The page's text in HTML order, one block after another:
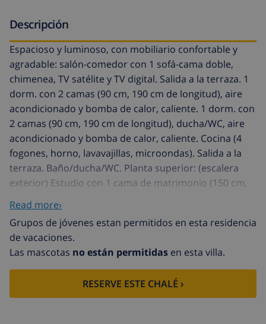
Descripción
Espacioso y luminoso, con mobiliario confortable y
agradable: salón-comedor con 1 sofá-cama doble,
chimenea, TV satélite y TV digital. Salida a la terraza. 1
dorm. con 2 camas (90 cm, 190 cm de longitud), aire
acondicionado y bomba de calor, caliente. 1 dorm. con
2 camas (90 cm, 190 cm de longitud), ducha/WC, aire
acondicionado y bomba de calor, caliente. Cocina (4
fogones, horno, lavavajillas, microondas). Salida a la
terraza. Baño/ducha/WC. Planta superior: (escalera
exterior) Estudio con 1 cama de matrimonio (150 cm,
200 cm de longitud), rincón cocina, ducha/WC, aire
acondicionado, bomba de calor, caliente y persianas
eléctricas. Salida a la terraza. Muebles de terraza,
barbacoa, tumbonas. Vista lejana al mar. El
alojamiento dispone de: lavadora, secadora. Internet
(Wifi). Plaza de aparcamiento (vallada, 2 Coches). AT-
La Canuta: Casa unifamiliar "Marygump", agradable. A
Read more›
Grupos de jóvenes estan permitidos en esta residencia
de vacaciones.
Las mascotas no están permitidas en esta villa.
RESERVE ESTE CHALÉ ›